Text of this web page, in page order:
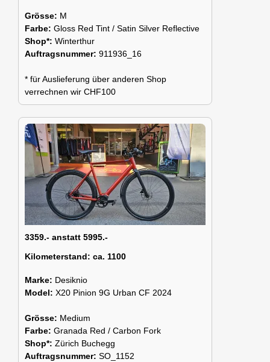
Grösse: M
Farbe: Gloss Red Tint / Satin Silver Reflective
Shop*: Winterthur
Auftragsnummer: 911936_16
* für Auslieferung über anderen Shop
verrechnen wir CHF100
3359.- anstatt 5995.-
Kilometerstand: ca. 1100
Marke: Desiknio
Model: X20 Pinion 9G Urban CF 2024
Grösse: Medium
Farbe: Granada Red / Carbon Fork
Shop*: Zürich Buchegg
Auftragsnummer: SO_1152